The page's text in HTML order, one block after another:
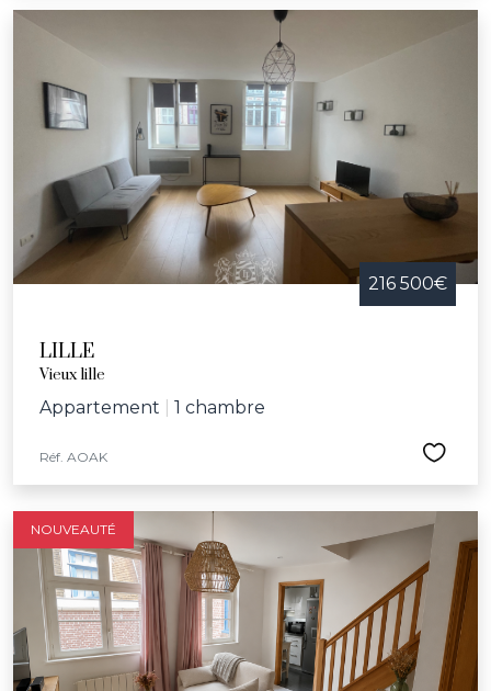
216 500€
LILLE
Vieux lille
Appartement 1 chambre
Réf. AOAK
NOUVEAUTÉ